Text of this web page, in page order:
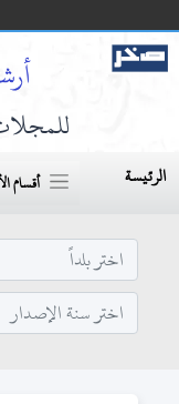
الرئيسة أقسام